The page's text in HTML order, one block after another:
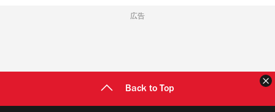
広告
Back to Top